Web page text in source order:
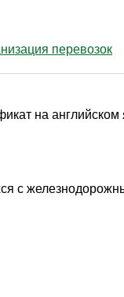
перевозок
на английском
с